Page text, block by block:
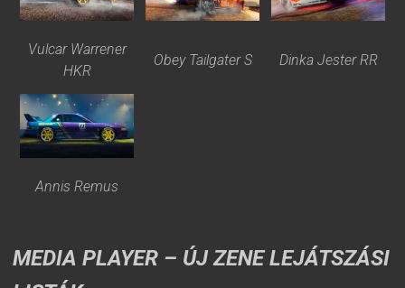
Vulcar Warrener
HKR
Obey Tailgater S Dinka Jester RR
Annis Remus
MEDIA PLAYER – ÚJ ZENE LEJÁTSZÁSI